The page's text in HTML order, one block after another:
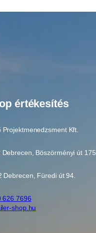
értékesítés
Kft.
Böszörményi út 175.
Debrecen, Füredi út 94.
626 7696
shop.hu